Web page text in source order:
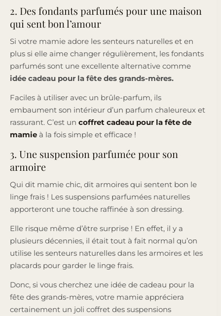
2. Des fondants parfumés pour une maison
qui sent bon l’amour
Si votre mamie adore les senteurs naturelles et en
plus si elle aime changer régulièrement, les fondants
parfumés sont une excellente alternative comme
idée cadeau pour la fête des grands-mères.
Faciles à utiliser avec un brûle-parfum, ils
embaument son intérieur d’un parfum chaleureux et
rassurant. C’est un coffret cadeau pour la fête de
mamie à la fois simple et efficace !
3. Une suspension parfumée pour son
armoire
Qui dit mamie chic, dit armoires qui sentent bon le
linge frais ! Les suspensions parfumées naturelles
apporteront une touche raffinée à son dressing.
Elle risque même d’être surprise ! En effet, il y a
plusieurs décennies, il était tout à fait normal qu’on
utilise les senteurs naturelles dans les armoires et les
placards pour garder le linge frais.
Donc, si vous cherchez une idée de cadeau pour la
fête des grands-mères, votre mamie appréciera
certainement un joli coffret des suspensions